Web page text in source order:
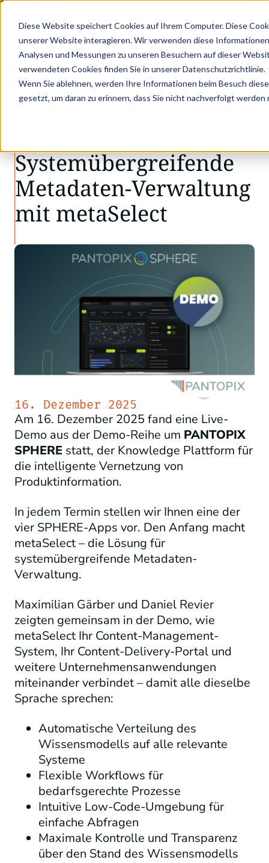
Diese Website speichert Cookies auf Ihrem Computer. Diese
unserer Website interagieren. Wir verwenden diese
Analysen und Messungen zu unseren Besuchern auf dieser
verwendeten Cookies finden Sie in unserer Datenschutzrichtlinie.
Wenn Sie ablehnen, werden Ihre Informationen beim Besuch
gesetzt, um daran zu erinnern, dass Sie nicht nachverfolgt werden
MIT STRUKTURIERTEN PRODUKTDATEN ZUM DIGITALEN
Aktuelles•
PANTOPIX SPHERE Live-Demo: Sys…
AKTUELLES
PANTOPIX SPHERE
Systemübergreifende
Metadaten-Verwaltung
mit metaSelect
16. Dezember 2025
Am 16. Dezember 2025 fand eine Live-
Demo aus der Demo-Reihe um PANTOPIX
SPHERE statt, der Knowledge Plattform für
die intelligente Vernetzung von
Produktinformation.
In jedem Termin stellen wir Ihnen eine der
vier SPHERE-Apps vor. Den Anfang macht
metaSelect – die Lösung für
systemübergreifende Metadaten-
Verwaltung.
Maximilian Gärber und Daniel Revier
zeigten gemeinsam in der Demo, wie
metaSelect Ihr Content-Management-
System, Ihr Content-Delivery-Portal und
weitere Unternehmensanwendungen
miteinander verbindet – damit alle dieselbe
Sprache sprechen:
Automatische Verteilung des
Wissensmodells auf alle relevante
Systeme
Flexible Workflows für
bedarfsgerechte Prozesse
Intuitive Low-Code-Umgebung für
einfache Abfragen
Maximale Kontrolle und Transparenz
über den Stand des Wissensmodells